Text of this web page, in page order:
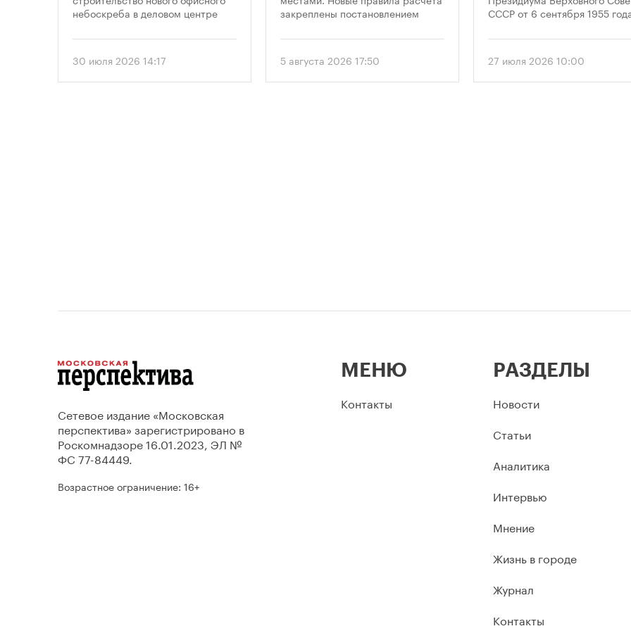
небоскреба в деловом центре
предусматривает возведение 52-
метров.
30 июля 2026 14:17
закреплены постановлением
от 5 августа 2026 года. Документ
подход к определению
необходимого количества
5 августа 2026 17:50
СССР от 6 сентября 1955
1956 года. И главным
стало открытие Большой
спортивной арены
27 июля 2026 10:00
Сетевое издание «Московская
перспектива» зарегистрировано в
Роскомнадзоре 16.01.2023, ЭЛ №
ФС 77-84449.
Возрастное ограничение: 16+
МЕНЮ
Контакты
РАЗДЕЛЫ
Новости
Статьи
Аналитика
Интервью
Мнение
Жизнь в городе
Журнал
Контакты